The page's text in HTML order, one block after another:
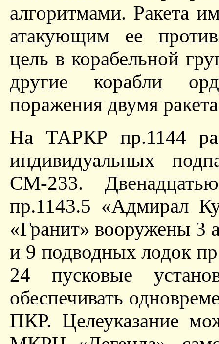
алгоритмами. Ракета
атакующим ее
цель в корабельной
другие корабли
поражения двумя
На ТАРКР пр.1144
индивидуальных
СМ-233.
пр.1143.5 «Адмирал
«Гранит» вооружены 3
и 9 подводных лодок
24 пусковые
обеспечивать
ПКР. Целеуказание